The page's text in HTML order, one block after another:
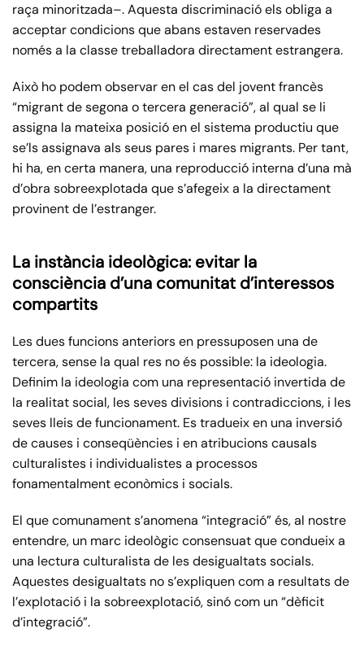
raça minoritzada–. Aquesta discriminació els obliga a
acceptar condicions que abans estaven reservades
només a la classe treballadora directament estrangera.
Això ho podem observar en el cas del jovent francès
“migrant de segona o tercera generació”, al qual se li
assigna la mateixa posició en el sistema productiu que
se’ls assignava als seus pares i mares migrants. Per tant,
hi ha, en certa manera, una reproducció interna d’una mà
d’obra sobreexplotada que s’afegeix a la directament
provinent de l’estranger.
La instància ideològica: evitar la
consciència d’una comunitat d’interessos
compartits
Les dues funcions anteriors en pressuposen una de
tercera, sense la qual res no és possible: la ideologia.
Definim la ideologia com una representació invertida de
la realitat social, les seves divisions i contradiccions, i les
seves lleis de funcionament. Es tradueix en una inversió
de causes i conseqüències i en atribucions causals
culturalistes i individualistes a processos
fonamentalment econòmics i socials.
El que comunament s’anomena “integració” és, al nostre
entendre, un marc ideològic consensuat que condueix a
una lectura culturalista de les desigualtats socials.
Aquestes desigualtats no s’expliquen com a resultats de
l’explotació i la sobreexplotació, sinó com un “dèficit
d’integració”.